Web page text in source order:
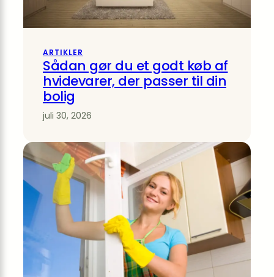
ARTIKLER
Sådan gør du et godt køb af
hvidevarer, der passer til din
bolig
juli 30, 2026